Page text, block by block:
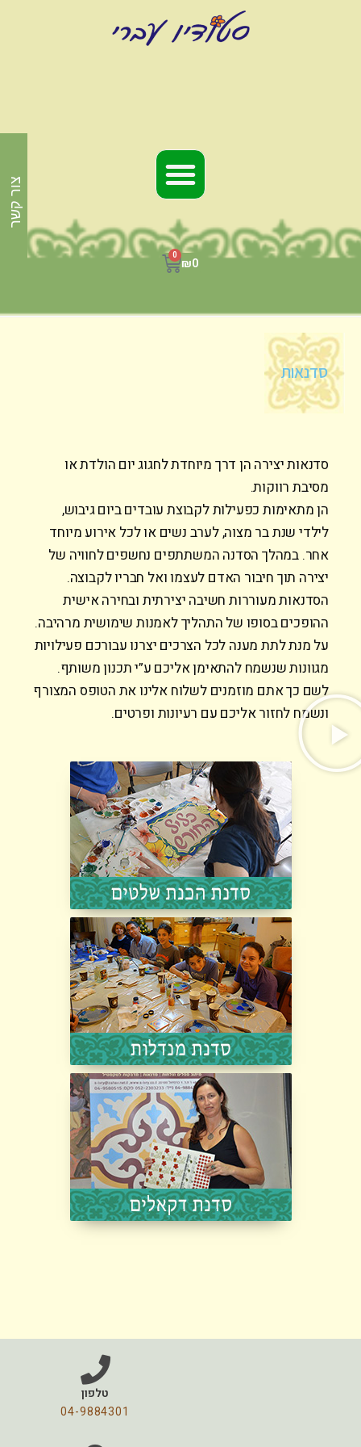
₪0
0
סדנאות
סדנאות יצירה הן דרך מיוחדת לחגוג יום הולדת או
מסיבת רווקות.
הן מתאימות כפעילות לקבוצת עובדים ביום גיבוש,
לילדי שנת בר מצוה, לערב נשים או לכל אירוע מיוחד
אחר. במהלך הסדנה המשתתפים נחשפים לחוויה של
יצירה תוך חיבור האדם לעצמו ואל חבריו לקבוצה.
הסדנאות מעוררות חשיבה יצירתית ובחירה אישית
ההופכים בסופו של התהליך לאמנות שימושית מרהיבה.
על מנת לתת מענה לכל הצרכים יצרנו עבורכם פעילויות
מגוונות שנשמח להתאימן אליכם ע”י תכנון משותף.
לשם כך אתם מוזמנים לשלוח אלינו את הטופס המצורף
ונשמח לחזור אליכם עם רעיונות ופרטים.
טלפון
04-9884301
צור קשר